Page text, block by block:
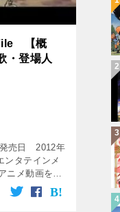
【概
・登場人
売日 2012年
タテインメ
ニメ動画を楽
ン三世
ーン ルパン